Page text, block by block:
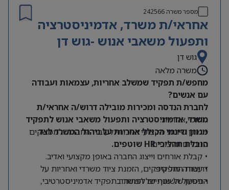
מספר משרה242566
אחראי/ת משרד, אדמיניסטרציה
ותפעול משאבי אנוש -גוש דן
גוש דן
משרה מלאה
מחפש/ת תפקיד שמשלב אחריות, עצמאות ועבודה
עם אנשים?
לחברת הנדסה ומכירות מובילה דרוש/ה אחראי/ת
משרד, אדמיניסטרציה ותפעול משאבי אנוש לתפקיד
מגוון ודינמי הכולל אחריות על ניהול המשרד לצד
הובלת תהליכי HR שוטפים.
תחומי אחריות:
• מתן שירות מקצועי ואיכותי לעובדי החברה ולממשקים
פנימיים וחיצוניים.
• קבלת אורחים וייצוג החברה באופן מקצועי ואדיב.
• עבודה מול ספקים, הזמנת ציוד משרדי ואחריות על
התפעול השוטף של המשרד.
דרישות התפקיד:
• ניסיון של שנתיים לפחות בתפקיד אדמיניסטרטיבי,